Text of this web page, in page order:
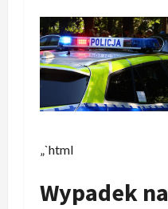
„`html
Wypadek na